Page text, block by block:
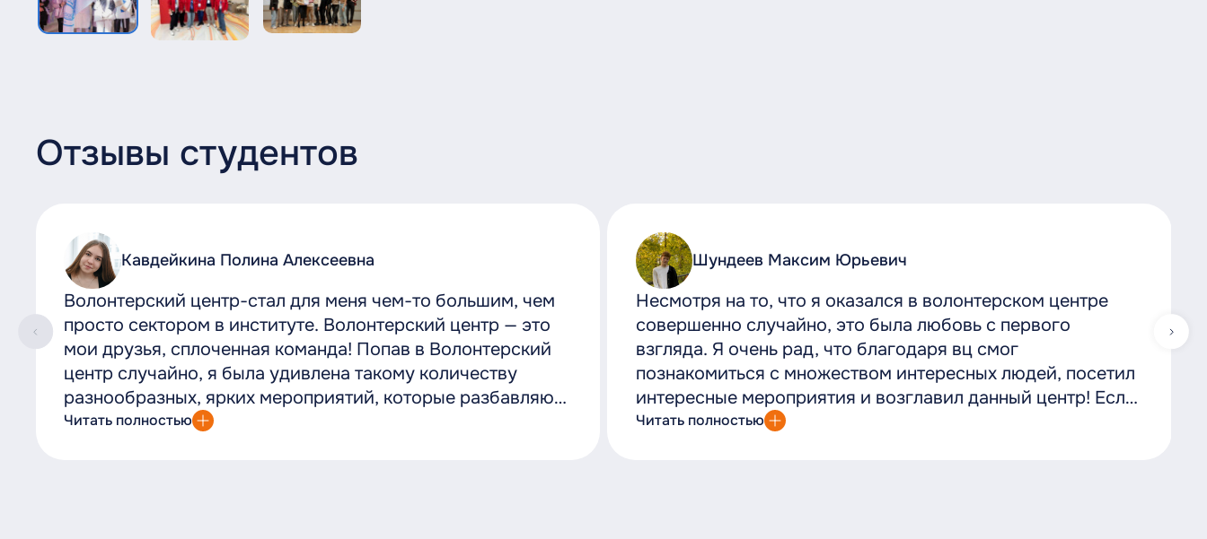
Отзывы студентов
Кавдейкина Полина Алексеевна
Волонтерский центр-стал для меня чем-то большим, чем
просто сектором в институте. Волонтерский центр — это
мои друзья, сплоченная команда! Попав в Волонтерский
центр случайно, я была удивлена такому количеству
разнообразных, ярких мероприятий, которые разбавляют
студенческие будни! Волонтерский центр безусловно
Читать полностью
Шундеев Максим Юрьевич
Несмотря на то, что я оказался в волонтерском центре
совершенно случайно, это была любовь с первого
взгляда. Я очень рад, что благодаря вц смог
познакомиться с множеством интересных людей, посетил
интересные мероприятия и возглавил данный центр! Если
вам нравится помогать людям и принимать участие в
Читать полностью